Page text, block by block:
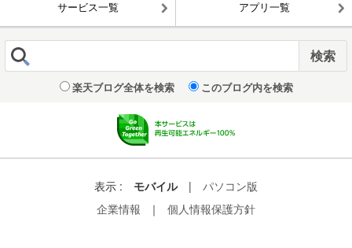
サービス一覧 アプリ一覧
楽天ブログ全体を検索 このブログ内を検索
表示 : モバイル |
パソコン版
企業情報
｜ 個人情報保護方針